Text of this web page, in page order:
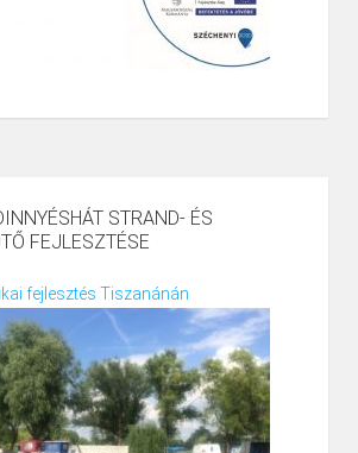
STRAND- ÉS
FEJLESZTÉSE
fejlesztés Tiszanánán